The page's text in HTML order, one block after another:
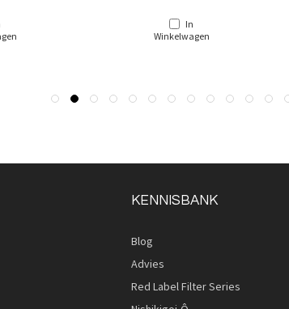
In
Winkelwagen
KENNISBANK
Blog
Advies
Red Label Filter Series